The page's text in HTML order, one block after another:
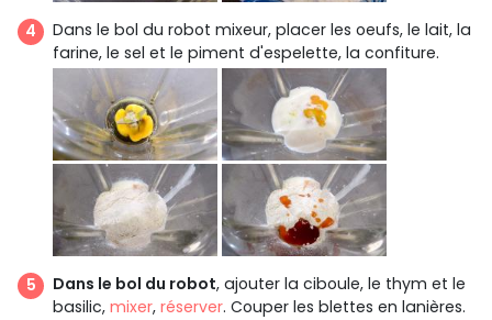
Dans le bol du robot mixeur, placer les oeufs, le lait, la
farine, le sel et le piment d'espelette, la confiture.
Dans le bol du robot, ajouter la ciboule, le thym et le
basilic, mixer, réserver. Couper les blettes en lanières.